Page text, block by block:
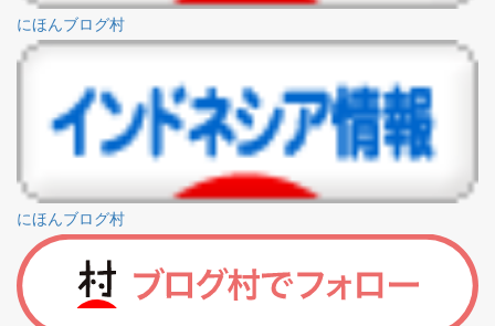
にほんブログ村
にほんブログ村